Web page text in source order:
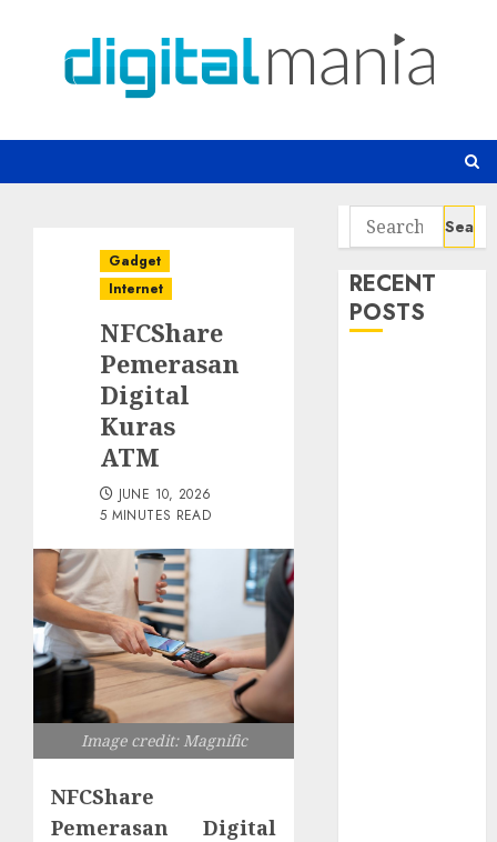
Gadget
Internet
NFCShare
Pemerasan
Digital
Kuras
ATM
JUNE 10, 2026
5 MINUTES READ
Image credit: Magnific
NFCShare
Pemerasan Digital
Search
for:
RECENT
POSTS